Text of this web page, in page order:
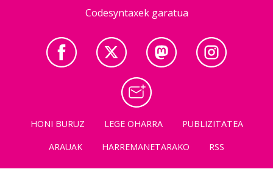
Codesyntaxek garatua
HONI BURUZ LEGE OHARRA
PUBLIZITATEA
ARAUAK
HARREMANETARAKO RSS